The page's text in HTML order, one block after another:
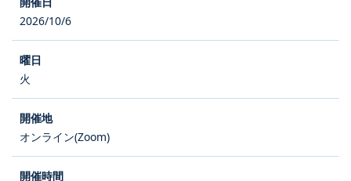
2026/10/6
火
オンライン(Zoom)